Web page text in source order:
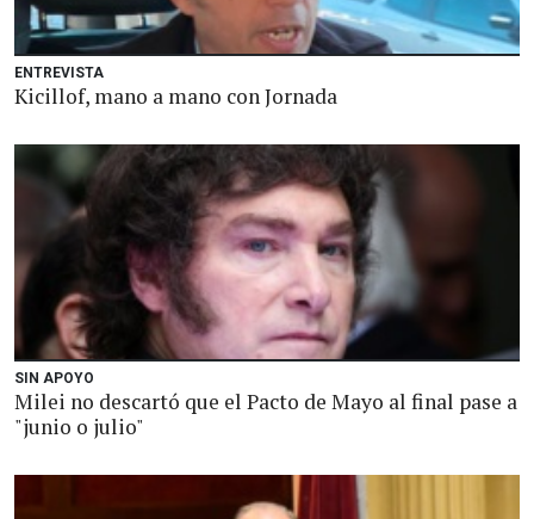
ENTREVISTA
Kicillof, mano a mano con Jornada
SIN APOYO
Milei no descartó que el Pacto de Mayo al final pase a
"junio o julio"